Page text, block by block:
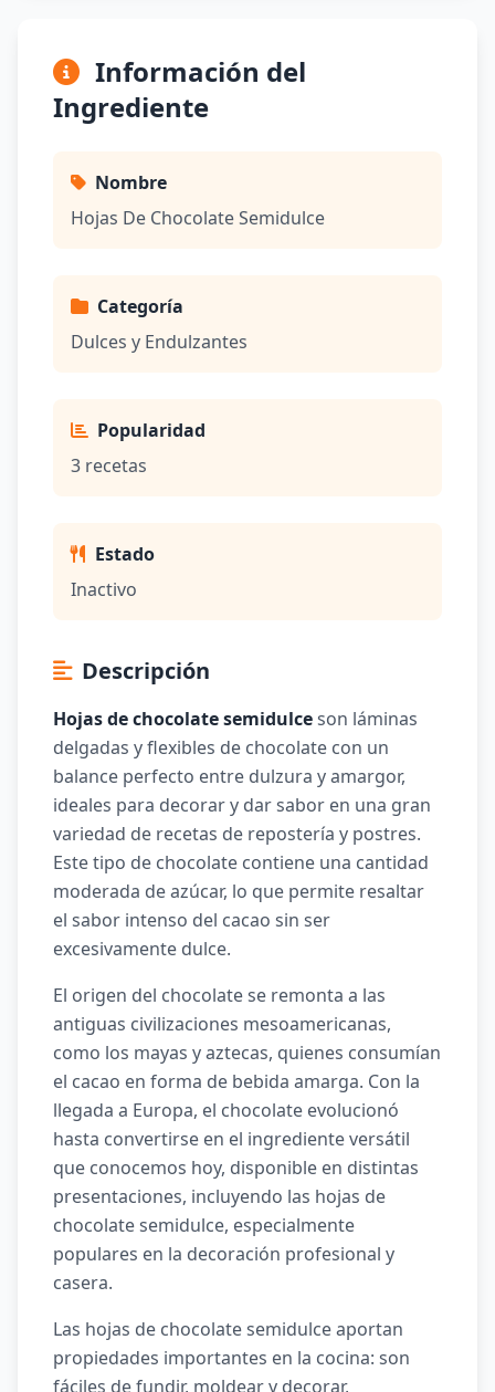
Información del
Ingrediente
Nombre
Hojas De Chocolate Semidulce
Categoría
Dulces y Endulzantes
Popularidad
3 recetas
Estado
Inactivo
Descripción
Hojas de chocolate semidulceson láminas
delgadas y flexibles de chocolate con un
balance perfecto entre dulzura y amargor,
ideales para decorar y dar sabor en una gran
variedad de recetas de repostería y postres.
Este tipo de chocolate contiene una cantidad
moderada de azúcar, lo que permite resaltar
el sabor intenso del cacao sin ser
excesivamente dulce.
El origen del chocolate se remonta a las
antiguas civilizaciones mesoamericanas,
como los mayas y aztecas, quienes consumían
el cacao en forma de bebida amarga. Con la
llegada a Europa, el chocolate evolucionó
hasta convertirse en el ingrediente versátil
que conocemos hoy, disponible en distintas
presentaciones, incluyendo las hojas de
chocolate semidulce, especialmente
populares en la decoración profesional y
casera.
Las hojas de chocolate semidulce aportan
propiedades importantes en la cocina: son
fáciles de fundir, moldear y decorar,